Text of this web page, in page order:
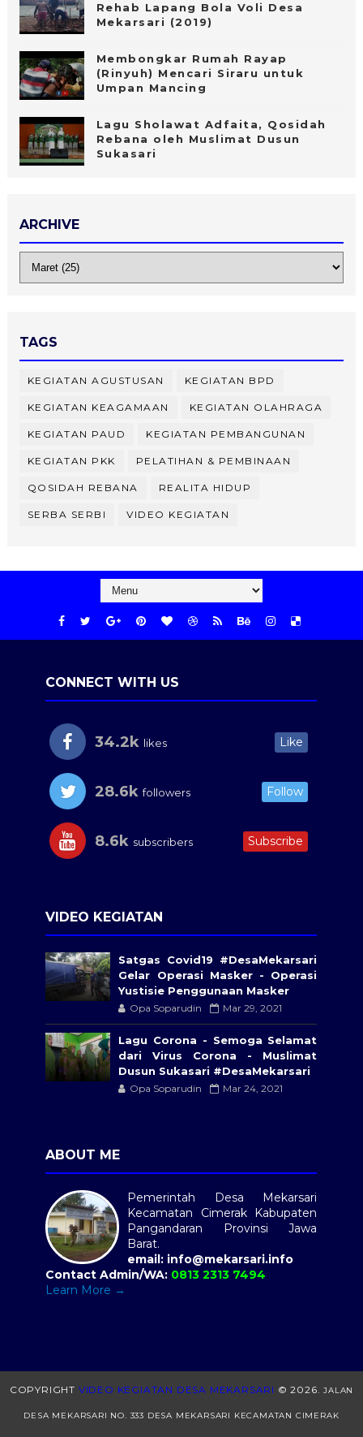
Rehab Lapang Bola Voli Desa
Mekarsari (2019)
Membongkar Rumah Rayap
(Rinyuh) Mencari Siraru untuk
Umpan Mancing
Lagu Sholawat Adfaita, Qosidah
Rebana oleh Muslimat Dusun
Sukasari
ARCHIVE
TAGS
KEGIATAN AGUSTUSAN KEGIATAN BPD
KEGIATAN KEAGAMAAN KEGIATAN OLAHRAGA
KEGIATAN PAUD KEGIATAN PEMBANGUNAN
KEGIATAN PKK PELATIHAN & PEMBINAAN
QOSIDAH REBANA REALITA HIDUP
SERBA SERBI VIDEO KEGIATAN
CONNECT WITH US
34.2k likes Like
28.6k followers Follow
8.6k subscribers Subscribe
VIDEO KEGIATAN
Satgas Covid19 #DesaMekarsari​
Gelar Operasi Masker - Operasi
Yustisie Penggunaan Masker
Opa Soparudin Mar 29, 2021
Lagu Corona - Semoga Selamat
dari Virus Corona - Muslimat
Dusun Sukasari #DesaMekarsari
Opa Soparudin Mar 24, 2021
ABOUT ME
Pemerintah Desa Mekarsari
Kecamatan Cimerak Kabupaten
Pangandaran Provinsi Jawa
Barat.
email: info@mekarsari.info
Contact Admin/WA: 0813 2313 7494
Learn More →
COPYRIGHT VIDEO KEGIATAN DESA MEKARSARI ©2026.JALAN
DESA MEKARSARI NO. 333 DESA MEKARSARI KECAMATAN CIMERAK